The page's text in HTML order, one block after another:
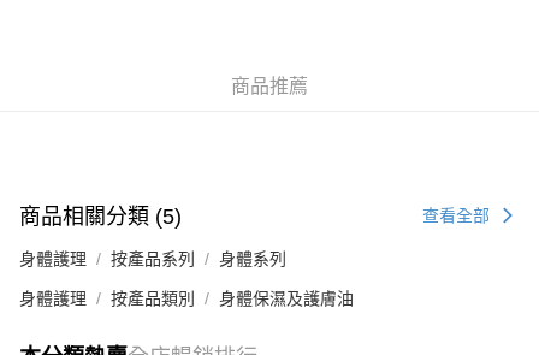
商品推薦
商品相關分類 (5) 查看全部
身體護理 按產品系列 身體系列
身體護理 按產品類別 身體保濕及護膚油